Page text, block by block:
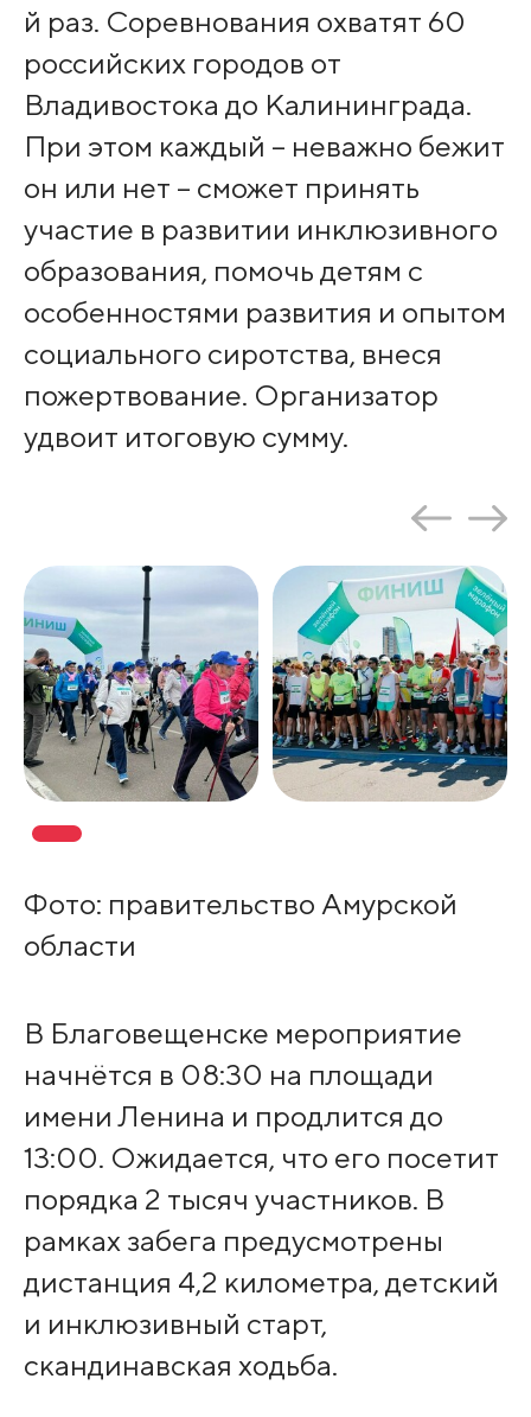
й раз. Соревнования охватят 60
российских городов от
Владивостока до Калининграда.
При этом каждый – неважно бежит
он или нет – сможет принять
участие в развитии инклюзивного
образования, помочь детям с
особенностями развития и опытом
социального сиротства, внеся
пожертвование. Организатор
удвоит итоговую сумму.
Фото: правительство Амурской
области
В Благовещенске мероприятие
начнётся в 08:30 на площади
имени Ленина и продлится до
13:00. Ожидается, что его посетит
порядка 2 тысяч участников. В
рамках забега предусмотрены
дистанция 4,2 километра, детский
и инклюзивный старт,
скандинавская ходьба.